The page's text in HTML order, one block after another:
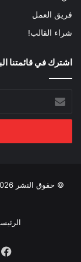
فريق العمل
شراء القالب!
اشترك في قائمتنا
بريدك
الإلكتروني
© حقوق النشر 2026، جميع الحقوق محفوظة |